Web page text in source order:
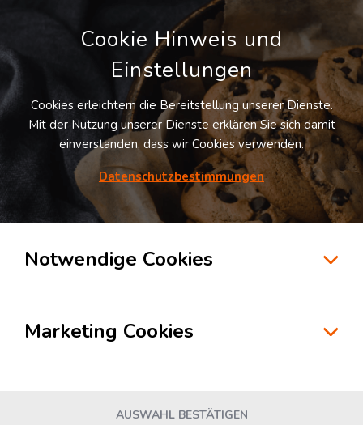
Möchten Sie diesen Suchauftrag
speichern und automatisch über neue
Standorte informiert werden?
der Branche Konsumgüterindustrie in
Cookie Hinweis und
Einstellungen
Cookies erleichtern die Bereitstellung unserer Dienste.
Mit der Nutzung unserer Dienste erklären Sie sich damit
einverstanden, dass wir Cookies verwenden.
Datenschutzbestimmungen
Notwendige Cookies
Marketing Cookies
AUSWAHL BESTÄTIGEN